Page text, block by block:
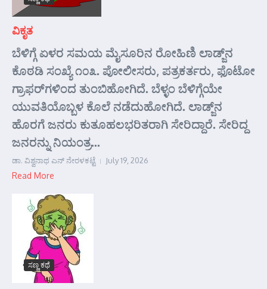
ವಿಕೃತ
ಬೆಳಿಗ್ಗೆ ಏಳರ ಸಮಯ ಮೈಸೂರಿನ ರೋಹಿಣಿ ಲಾಡ್ಜ್‌ನ
ಕೊಠಡಿ ಸಂಖ್ಯೆ ೧೦೩. ಪೋಲೀಸರು, ಪತ್ರಕರ್ತರು, ಫೊಟೋ
ಗ್ರಾಫರ್‌ಗಳಿಂದ ತುಂಬಿಹೋಗಿದೆ. ಬೆಳ್ಳಂ ಬೆಳಿಗ್ಗೆಯೇ
ಯುವತಿಯೊಬ್ಬಳ ಕೊಲೆ ನಡೆದುಹೋಗಿದೆ. ಲಾಡ್ಜ್‌ನ
ಹೊರಗೆ ಜನರು ಕುತೂಹಲಭರಿತರಾಗಿ ಸೇರಿದ್ದಾರೆ. ಸೇರಿದ್ದ
ಜನರನ್ನು ನಿಯಂತ್ರ...
ಡಾ. ವಿಶ್ವನಾಥ ಎನ್ ನೇರಳಕಟ್ಟೆ July 19, 2026
Read More
ಸಣ್ಣ ಕಥೆ